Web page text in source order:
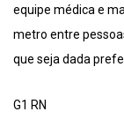
equipe médica e
metro entre
que seja dada
G1 RN